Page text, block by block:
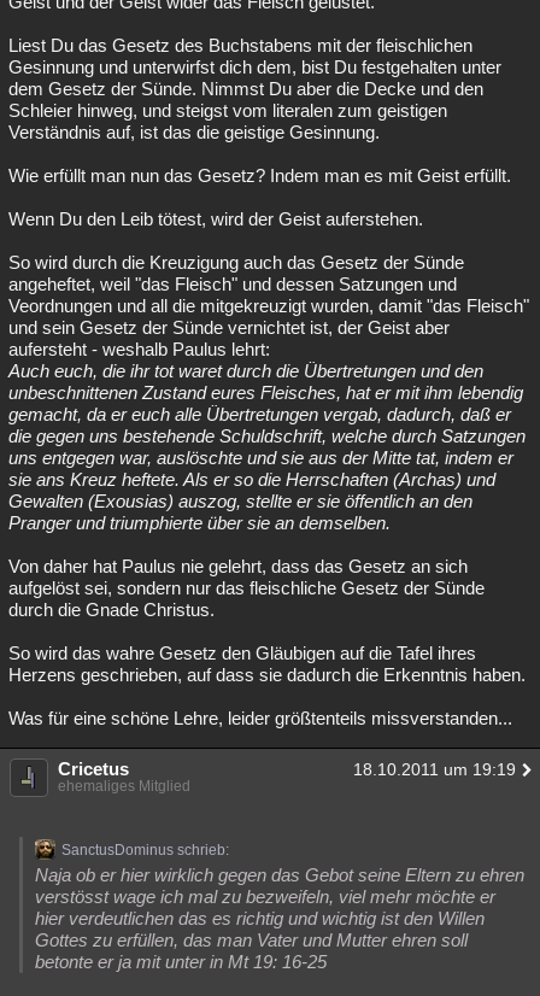
Liest Du das Gesetz des Buchstabens mit der fleischlichen
Gesinnung und unterwirfst dich dem, bist Du festgehalten unter
dem Gesetz der Sünde. Nimmst Du aber die Decke und den
Schleier hinweg, und steigst vom literalen zum geistigen
Verständnis auf, ist das die geistige Gesinnung.
Wie erfüllt man nun das Gesetz? Indem man es mit Geist erfüllt.
Wenn Du den Leib tötest, wird der Geist auferstehen.
So wird durch die Kreuzigung auch das Gesetz der Sünde
angeheftet, weil "das Fleisch" und dessen Satzungen und
Veordnungen und all die mitgekreuzigt wurden, damit "das Fleisch"
und sein Gesetz der Sünde vernichtet ist, der Geist aber
aufersteht - weshalb Paulus lehrt:
Auch euch, die ihr tot waret durch die Übertretungen und den
unbeschnittenen Zustand eures Fleisches, hat er mit ihm lebendig
gemacht, da er euch alle Übertretungen vergab, dadurch, daß er
die gegen uns bestehende Schuldschrift, welche durch Satzungen
uns entgegen war, auslöschte und sie aus der Mitte tat, indem er
sie ans Kreuz heftete. Als er so die Herrschaften (Archas) und
Gewalten (Exousias) auszog, stellte er sie öffentlich an den
Pranger und triumphierte über sie an demselben.
Von daher hat Paulus nie gelehrt, dass das Gesetz an sich
aufgelöst sei, sondern nur das fleischliche Gesetz der Sünde
durch die Gnade Christus.
So wird das wahre Gesetz den Gläubigen auf die Tafel ihres
Herzens geschrieben, auf dass sie dadurch die Erkenntnis haben.
Was für eine schöne Lehre, leider größtenteils missverstanden...
Cricetus 18.10.2011 um 19:19
ehemaliges Mitglied
SanctusDominus schrieb:
Naja ob er hier wirklich gegen das Gebot seine Eltern zu ehren
verstösst wage ich mal zu bezweifeln, viel mehr möchte er
hier verdeutlichen das es richtig und wichtig ist den Willen
Gottes zu erfüllen, das man Vater und Mutter ehren soll
betonte er ja mit unter in Mt 19: 16-25